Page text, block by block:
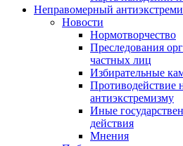
Неправомерный
Новости
Нормотворчество
Преследования
частных лиц
Избирательные
Противодействие
антиэкстремизму
Иные
действия
Мнения